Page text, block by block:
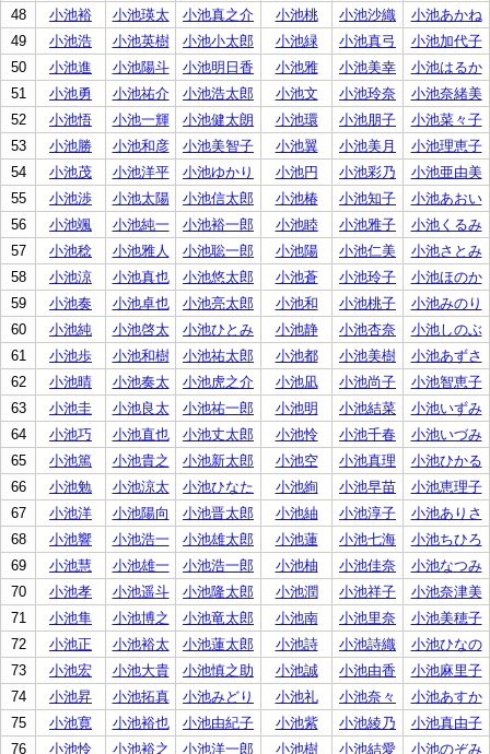
48
小池裕 小池瑛太 小池真之介 小池桃 小池沙織
小池あかね
49
小池浩 小池英樹 小池小太郎 小池緑 小池真弓
小池加代子
50
小池進 小池陽斗 小池明日香 小池雅 小池美幸
小池はるか
51
小池勇 小池祐介 小池浩太郎 小池文 小池玲奈
小池奈緒美
52
小池悟 小池一輝 小池健太朗 小池環 小池朋子
小池菜々子
53
小池勝 小池和彦 小池美智子 小池翼 小池美月
小池理恵子
54
小池茂 小池洋平 小池ゆかり 小池円 小池彩乃
小池亜由美
55
小池渉 小池太陽 小池信太郎 小池椿 小池知子
小池あおい
56
小池颯 小池純一 小池裕一郎 小池睦 小池雅子
小池くるみ
57
小池稔 小池雅人 小池聡一郎 小池陽 小池仁美
小池さとみ
58
小池涼 小池真也 小池悠太郎 小池蒼 小池玲子
小池ほのか
59
小池奏 小池卓也 小池亮太郎 小池和 小池桃子
小池みのり
60
小池純 小池啓太 小池ひとみ 小池静 小池杏奈
小池しのぶ
61
小池歩 小池和樹 小池祐太郎 小池都 小池美樹
小池あずさ
62
小池晴 小池奏太 小池虎之介 小池凪 小池尚子
小池智恵子
63
小池圭 小池良太 小池祐一郎 小池明 小池結菜
小池いずみ
64
小池巧 小池直也 小池丈太郎 小池怜 小池千春
小池いづみ
65
小池篤 小池貴之 小池新太郎 小池空 小池真理
小池ひかる
66
小池勉 小池涼太 小池ひなた 小池絢 小池早苗
小池恵理子
67
小池洋 小池陽向 小池晋太郎 小池紬 小池淳子
小池ありさ
68
小池響 小池浩一 小池雄太郎 小池蓮 小池七海
小池ちひろ
69
小池慧 小池雄一 小池浩一郎 小池柚 小池佳奈
小池なつみ
70
小池孝 小池遥斗 小池隆太郎 小池潤 小池祥子
小池奈津美
71
小池隼 小池博之 小池竜太郎 小池南 小池里奈
小池美穂子
72
小池正 小池裕太 小池蓮太郎 小池詩 小池詩織
小池ひなの
73
小池宏 小池大貴 小池慎之助 小池誠 小池由香
小池麻里子
74
小池昇 小池拓真 小池みどり 小池礼 小池奈々
小池あすか
75
小池寛 小池裕也 小池由紀子 小池紫 小池綾乃
小池真由子
76
小池怜 小池裕之 小池洋一郎 小池樹 小池結愛 小池のぞみ